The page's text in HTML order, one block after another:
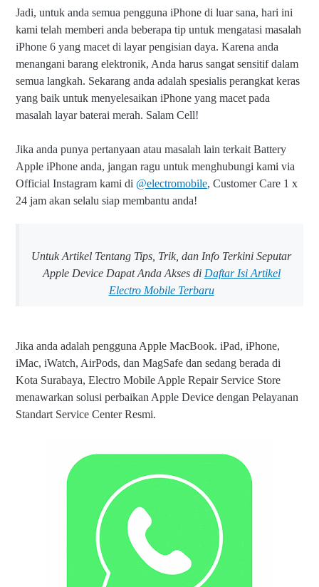
Jadi, untuk anda semua pengguna iPhone di luar sana, hari ini
kami telah memberi anda beberapa tip untuk mengatasi masalah
iPhone 6 yang macet di layar pengisian daya. Karena anda
menangani barang elektronik, Anda harus sangat sensitif dalam
semua langkah. Sekarang anda adalah spesialis perangkat keras
yang baik untuk menyelesaikan iPhone yang macet pada
masalah layar baterai merah. Salam Cell!
Jika anda punya pertanyaan atau masalah lain terkait Battery
Apple iPhone anda, jangan ragu untuk menghubungi kami via
Official Instagram kami di @electromobile, Customer Care 1 x
24 jam akan selalu siap membantu anda!
Untuk Artikel Tentang Tips, Trik, dan Info Terkini Seputar
Apple Device Dapat Anda Akses di Daftar Isi Artikel
Electro Mobile Terbaru
Jika anda adalah pengguna Apple MacBook. iPad, iPhone,
iMac, iWatch, AirPods, dan MagSafe dan sedang berada di
Kota Surabaya, Electro Mobile Apple Repair Service Store
menawarkan solusi perbaikan Apple Device dengan Pelayanan
Standart Service Center Resmi.